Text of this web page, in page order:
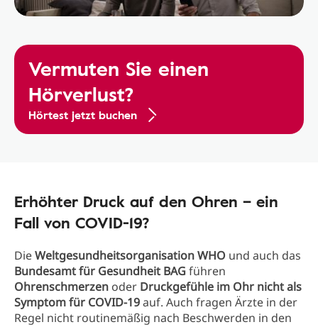
Vermuten Sie einen
Hörverlust?
Hörtest jetzt buchen
Erhöhter Druck auf den Ohren – ein
Fall von COVID-19?
DieWeltgesundheitsorganisation WHO und auch das
Bundesamt für Gesundheit BAGführen
Ohrenschmerzen oder Druckgefühle im Ohr nicht als
Symptom für COVID-19auf. Auch fragen Ärzte in der
Regel nicht routinemäßig nach Beschwerden in den